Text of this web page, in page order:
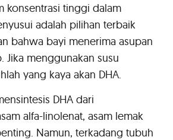
konsentrasi tinggi dalam
adalah pilihan terbaik
bahwa bayi menerima asupan
Jika menggunakan susu
yang kaya akan DHA.
DHA dari
alfa-linolenat, asam lemak
Namun, terkadang tubuh